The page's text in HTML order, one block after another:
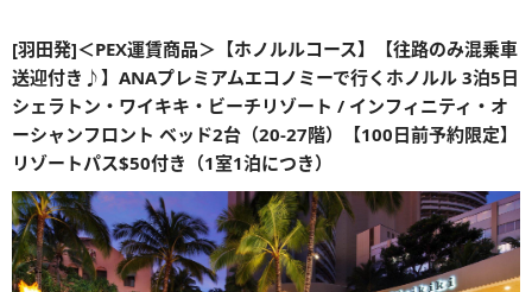
[羽田発]＜PEX運賃商品＞【ホノルルコース】【往路のみ混乗車
送迎付き♪】ANAプレミアムエコノミーで行くホノルル 3泊5日
シェラトン・ワイキキ・ビーチリゾート / インフィニティ・オ
ーシャンフロント ベッド2台（20-27階）【100日前予約限定】
リゾートパス$50付き（1室1泊につき）